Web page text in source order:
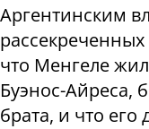
Аргентинским
что Менгеле
Буэнос-Айреса,
брата, и что